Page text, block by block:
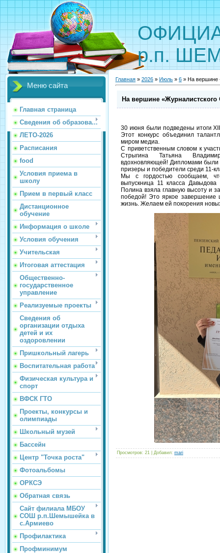
р.п.
Меню сайта
Главная страница
Сведения об образова...
ЛЕТО-2026
Расписания
food
Условия приема в
школу
Прием в первый класс
Дистанционное
обучение
Информация о школе
Условия обучения
Учительская
Итоговая аттестация
Общественно-
государственное
управление
Реализуемые проекты
Сведения об
организации отдыха
детей и их
оздоровлении
Пришкольный лагерь
Воспитательная работа
Физическая культура и
спорт
ВФСК ГТО
Проекты, конкурсы и
олимпиады
Школьный музей
Бассейн
Центр "Точка роста"
Фотоальбомы
ОРКСЭ
Обратная связь
Сайт филиала МБОУ
СОШ р.п.Шемышейка в
с.Армиево
Профилактика
Профминимум
Главная » 2026 » Июль » 6 » На вершине
На вершине
30 июня были подведены итоги
Этот конкурс объединил
миром медиа.
С приветственным словом к
Стрыгина Татьяна
вдохновляющей! Дипломами были
призеры и победители среди 11-
Мы с гордостью сообщаем,
выпускница 11 класса
Полина взяла главную высоту и
победой! Это яркое завершение
жизнь. Желаем ей покорения
Просмотров: 21 | Добавил: mari